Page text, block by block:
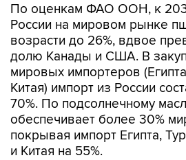
По оценкам ФАО ООН, к
России на мировом рынке
возрасти до 26%, вдвое
долю Канады и США. В
мировых импортеров
Китая) импорт из России
70%. По подсолнечному
обеспечивает более 30%
покрывая импорт Египта,
и Китая на 55%.